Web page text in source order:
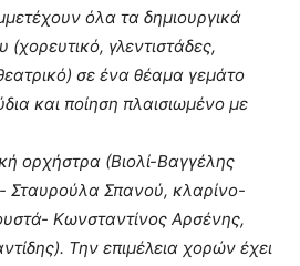
όλα τα δημιουργικά
γλεντιστάδες,
σε ένα θέαμα γεμάτο
και ποίηση πλαισιωμένo με
ορχήστρα (Βιολί-Βαγγέλης
Σταυρούλα Σπανού, κλαρίνο-
Κωνσταντίνος Αρσένης,
Την επιμέλεια χορών έχει